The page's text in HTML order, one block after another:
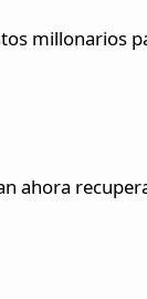
millonarios
ahora